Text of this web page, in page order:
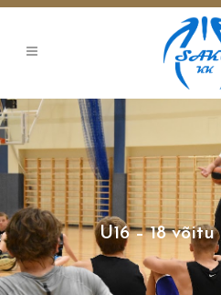
U16 – 18